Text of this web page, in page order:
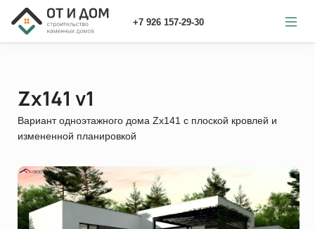
+7 926 157-29-30
Zx141 v1
Вариант одноэтажного дома Zx141 с плоской кровлей и
измененной планировкой